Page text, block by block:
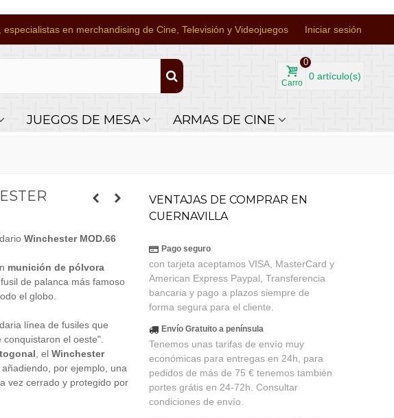
en merchandising de Cine, Televisión y Videojuegos Iniciar sesión
Carro
0
0 artículo(s)
JUEGOS DE MESA ARMAS DE CINE
Winchester MOD.66
munición de pólvora
de palanca más famoso
el globo.
línea de fusiles que
el oeste".
, el Winchester
por ejemplo, una
vez cerrado y protegido por
VENTAJAS DE COMPRAR EN
CUERNAVILLA
Pago seguro
con tarjeta aceptamos VISA, MasterCard y
American Express Paypal, Transferencia
bancaria y pago a plazos siempre de
forma segura para el cliente.
Envío Gratuito a península
Tenemos unas tarifas de envío muy
económicas para entregas en 24h, para
pedidos de más de 75 € tenemos también
portes grátis en 24-72h. Consultar
condiciones de envío.